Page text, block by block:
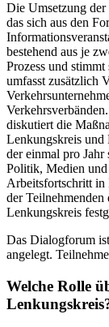
Die Umsetzung
das sich aus den
bestehend aus je
Prozess und
umfasst zusätzlich
diskutiert die
Lenkungskreis und
der einmal pro Jahr
Politik, Medien und
Arbeitsfortschritt in
der
Lenkungskreis
Das Dialogforum
angelegt.
Welche Rolle